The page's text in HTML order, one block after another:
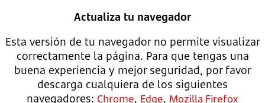
Actualiza tu navegador
Esta versión de tu navegador no permite visualizar
correctamente la página. Para que tengas una
buena experiencia y mejor seguridad, por favor
descarga cualquiera de los siguientes
navegadores: Chrome, Edge, Mozilla Firefox